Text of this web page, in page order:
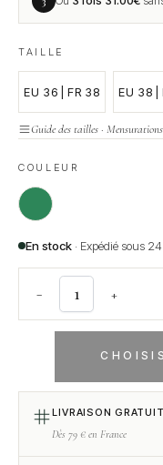
TAILLE
EU 36 | FR 38 EU 38 |
Guide des tailles · Mensurations
COULEUR
En stock · Expédié sous
− +
LIVRAISON
Dès 79 € en France